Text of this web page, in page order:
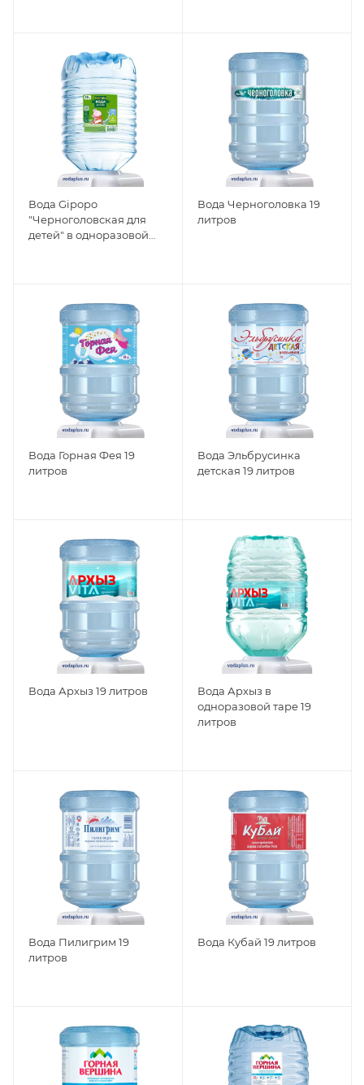
Вода Gipopo
"Черноголовская для
детей" в одноразовой
Вода Черноголовка 19
литров
Вода Горная Фея 19
литров
Вода Эльбрусинка
детская 19 литров
Вода Архыз 19 литров
Вода Архыз в
одноразовой таре 19
литров
Вода Пилигрим 19
литров
Вода Кубай 19 литров